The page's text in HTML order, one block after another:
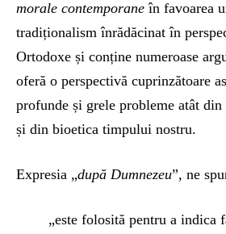
morale contemporane în favoarea
tradiționalism înrădăcinat în
Ortodoxe și conține numeroase
oferă o perspectivă cuprinzătoare
profunde și grele probleme atât
și din bioetica timpului nostru.
Expresia „după Dumnezeu”, ne
„este folosită pentru a indica